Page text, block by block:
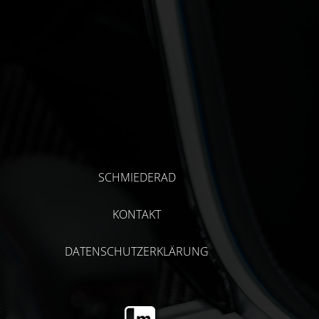
SCHMIEDERAD
KONTAKT
DATENSCHUTZERKLÄRUNG